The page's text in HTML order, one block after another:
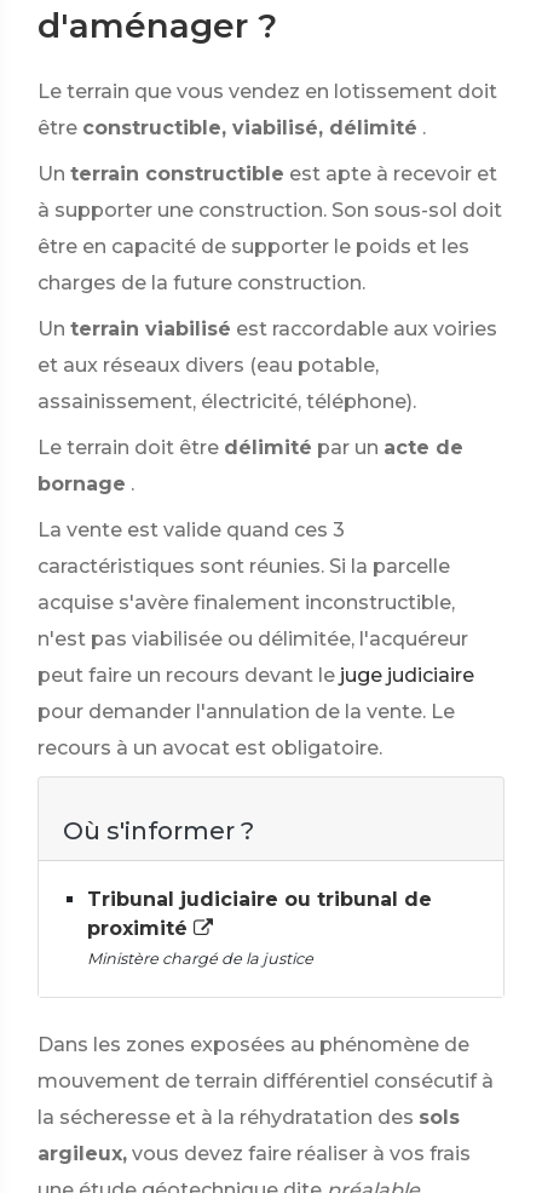
d'aménager ?
Le terrain que vous vendez en lotissement doit
être constructible, viabilisé, délimité .
Un terrain constructible est apte à recevoir et
à supporter une construction. Son sous-sol doit
être en capacité de supporter le poids et les
charges de la future construction.
Un terrain viabilisé est raccordable aux voiries
et aux réseaux divers (eau potable,
assainissement, électricité, téléphone).
Le terrain doit être délimité par un acte de
bornage .
La vente est valide quand ces 3
caractéristiques sont réunies. Si la parcelle
acquise s'avère finalement inconstructible,
n'est pas viabilisée ou délimitée, l'acquéreur
peut faire un recours devant le juge judiciaire
pour demander l'annulation de la vente. Le
recours à un avocat est obligatoire.
Où s'informer ?
Tribunal judiciaire ou tribunal de
proximité
Ministère chargé de la justice
Dans les zones exposées au phénomène de
mouvement de terrain différentiel consécutif à
la sécheresse et à la réhydratation des sols
argileux, vous devez faire réaliser à vos frais